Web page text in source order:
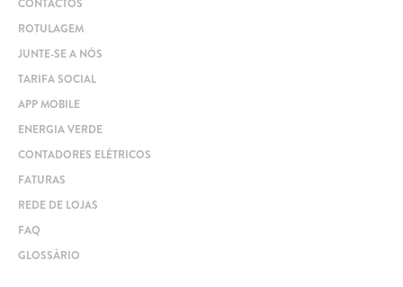
CONTACTOS
ROTULAGEM
JUNTE-SE A NÓS
TARIFA SOCIAL
APP MOBILE
ENERGIA VERDE
CONTADORES ELÉTRICOS
FATURAS
REDE DE LOJAS
FAQ
GLOSSÁRIO